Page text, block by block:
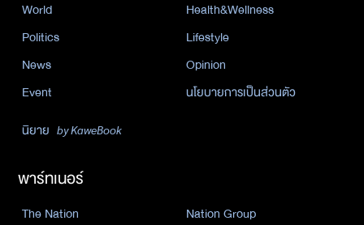
World
Health&Wellness
Politics
Lifestyle
News
Opinion
Event
นโยบายการเป็นส่วนตัว
นิยาย by KaweBook
พาร์ทเนอร์
The Nation
Nation Group